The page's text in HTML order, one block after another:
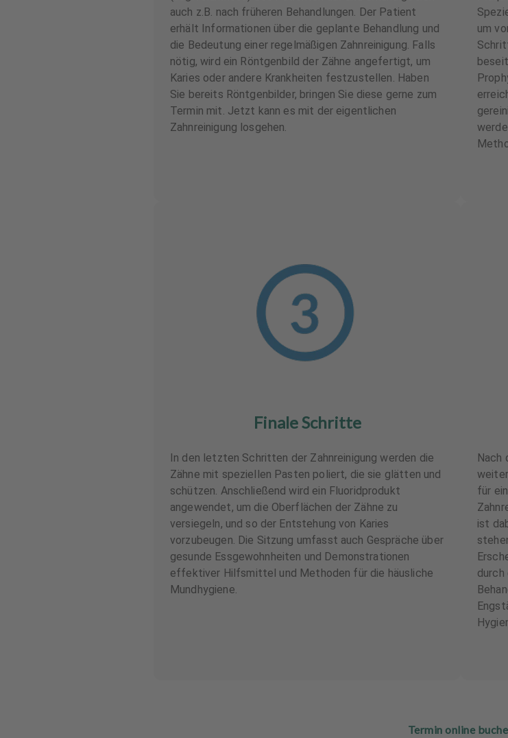
auch z.B. nach früheren Behandlungen. Der Patient
erhält Informationen über die geplante Behandlung und
die Bedeutung einer regelmäßigen Zahnreinigung. Falls
nötig, wird ein Röntgenbild der Zähne angefertigt, um
Karies oder andere Krankheiten festzustellen. Haben
Sie bereits Röntgenbilder, bringen Sie diese gerne zum
Termin mit. Jetzt kann es mit der eigentlichen
Zahnreinigung losgehen.
um
Finale Schritte
In den letzten Schritten der Zahnreinigung werden die
Zähne mit speziellen Pasten poliert, die sie glätten und
schützen. Anschließend wird ein Fluoridprodukt
angewendet, um die Oberflächen der Zähne zu
versiegeln, und so der Entstehung von Karies
vorzubeugen. Die Sitzung umfasst auch Gespräche über
gesunde Essgewohnheiten und Demonstrationen
effektiver Hilfsmittel und Methoden für die häusliche
Mundhygiene.
Nach
für
ist
durch
Termin online